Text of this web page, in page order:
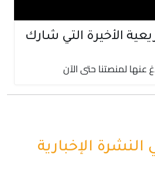
الأخيرة التي شارك
عنها لمنصتنا حتى الآن
الإخبارية